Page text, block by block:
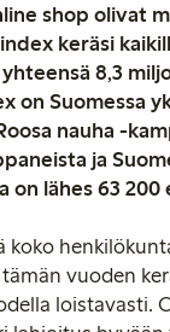
shop olivat
keräsi
8,3
on Suomessa
nauha -
ja
on lähes 63 200
koko
vuoden
loistavasti.